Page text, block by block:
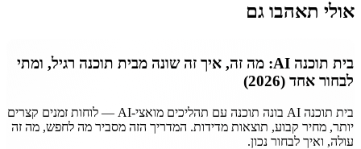
אולי תאהבו גם
בית תוכנה AI: מה זה, איך זה שונה מבית תוכנה רגיל, ומתי
לבחור אחד (2026)
בית תוכנה AI בונה תוכנה עם תהליכים מואצי-AI — לוחות זמנים קצרים
יותר, מחיר קבוע, תוצאות מדידות. המדריך הזה מסביר מה לחפש, מה זה
עולה, ואיך לבחור נכון.